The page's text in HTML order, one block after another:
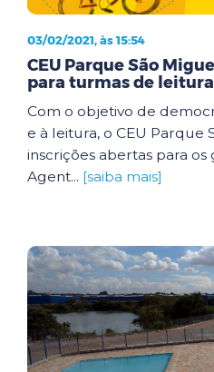
03/02/2021, às 15:54
CEU Parque São
para turmas de leitura
Com o objetivo de
e à leitura, o CEU Parque
inscrições abertas para
Agent... [saiba mais]